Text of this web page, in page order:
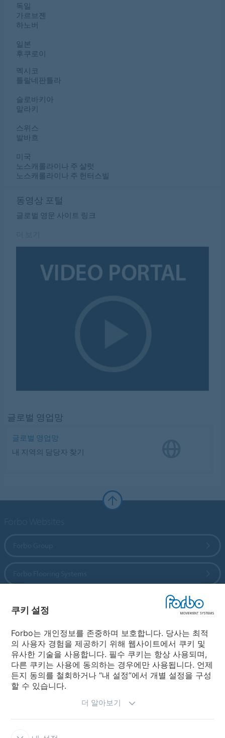
독일
가르브젠
하노버
일본
후쿠로이
멕시코
틀랄네판틀라
슬로바키아
말라키
스위스
발바흐
미국
노스캐롤라이나 주 샬럿
노스캐롤라이나 주 헌터스빌
동영상 포털
글로벌 영문 사이트 링크
글로벌 영업망
글로벌 영업망
내 지역의 담당자 찾기
국가 선택
국가 선택
쿠키 설정
Forbo는 개인정보를 존중하며 보호합니다. 당사는 최적
의 사용자 경험을 제공하기 위해 웹사이트에서 쿠키 및
유사한 기술을 사용합니다. 필수 쿠키는 항상 사용되며,
다른 쿠키는 사용에 동의하는 경우에만 사용됩니다. 언제
든지 동의를 철회하거나 “내 설정”에서 개별 설정을 구성
할 수 있습니다.
더 알아보기